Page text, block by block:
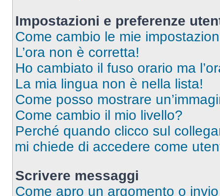
Impostazioni e preferenze
Come cambio le mie
L’ora non è corretta!
Ho cambiato il fuso orario ma
La mia lingua non è nella lista!
Come posso mostrare
Come cambio il mio livello?
Perché quando clicco sul
mi chiede di accedere come
Scrivere messaggi
Come apro un argomento o